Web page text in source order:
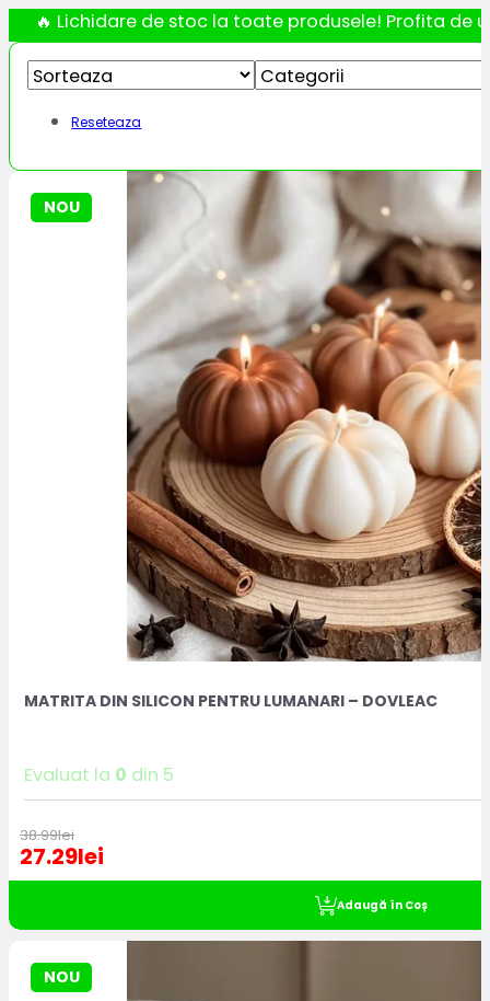
🔥 Lichidare de stoc la toate produsele! Profita de
Reseteaza
NOU
MATRITA DIN SILICON PENTRU LUMANARI – DOVLEAC
Evaluat la 0 din 5
38.99lei
27.29lei
Adaugă în Coș
NOU